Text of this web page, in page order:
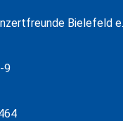
Bielefeld
9